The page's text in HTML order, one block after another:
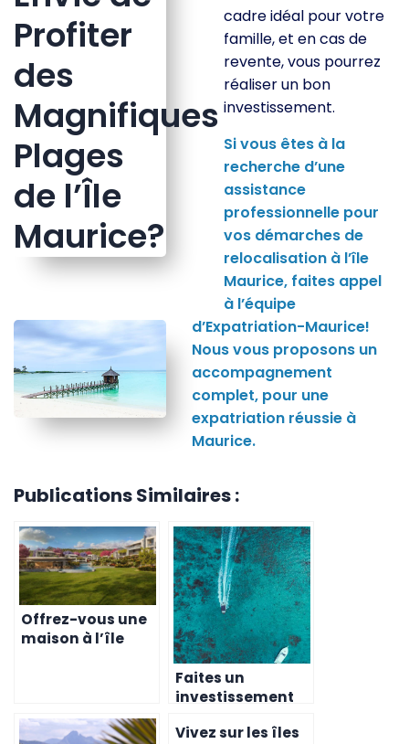
Profiter
des
Magnifiques
Plages
de l’Île
Maurice?
cadre idéal pour votre
famille, et en cas de
revente, vous pourrez
réaliser un bon
investissement.
Si vous êtes à la
recherche d’une
assistance
professionnelle pour
vos démarches de
relocalisation à l’île
Maurice, faites appel
à l’équipe
d’Expatriation-Maurice!
Nous vous proposons un
accompagnement
complet, pour une
expatriation réussie à
Maurice.
Publications Similaires :
Offrez-vous une
maison à l’île
Faites un
investissement
profiter à l’île
Vivez sur les îles